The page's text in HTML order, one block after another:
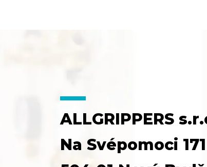
ALLGRIPPERS
Na Svépomoci 171